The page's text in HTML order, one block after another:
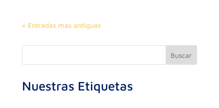
« Entradas más antiguas
Buscar
Nuestras Etiquetas